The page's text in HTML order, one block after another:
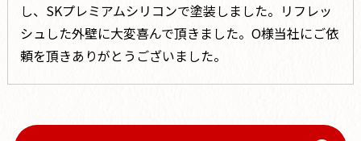
し、SKプレミアムシリコンで塗装しました。リフレッ
シュした外壁に大変喜んで頂きました。O様当社にご依
頼を頂きありがとうございました。